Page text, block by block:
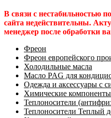
В связи с нестабильностью
сайта недействительны.
менеджер после обработки
Фреон
Фреон европейского
Холодильные масла
Масло PAG для
Одежда и аксессуары с
Химические
Теплоносители
Теплоносители Теплый